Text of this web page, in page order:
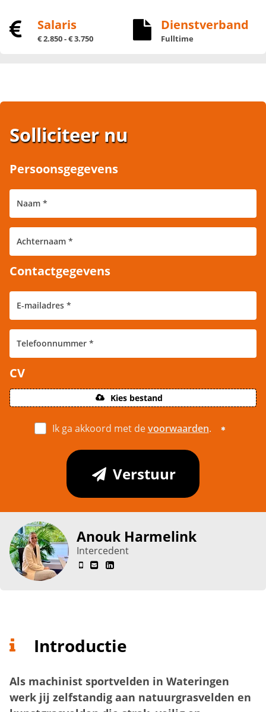
Salaris
€ 2.850 - € 3.750
Dienstverband
Fulltime
Anouk Harmelink
Intercedent
Solliciteer nu
Persoonsgegevens
Contactgegevens
CV
Kies bestand
Ik ga akkoord met devoorwaarden.
Verstuur
Introductie
Als machinist sportvelden in Wateringen
werk jij zelfstandig aan natuurgrasvelden en